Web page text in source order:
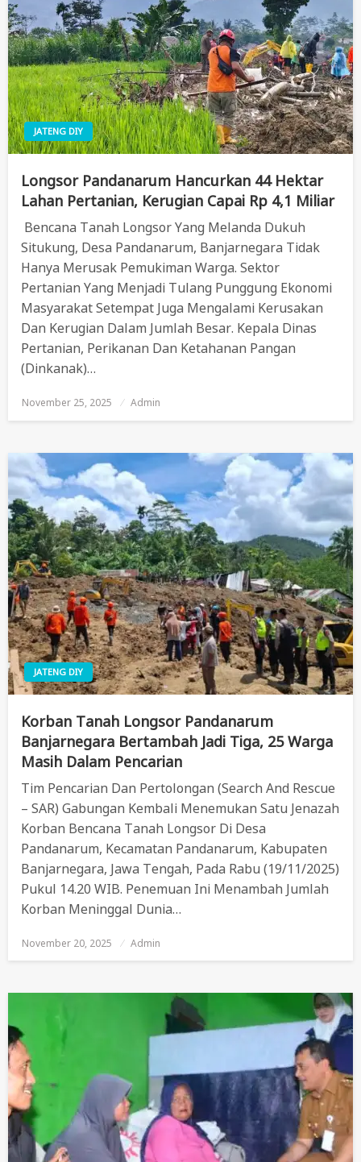
JATENG DIY
Longsor Pandanarum Hancurkan 44 Hektar
Lahan Pertanian, Kerugian Capai Rp 4,1 Miliar
Bencana Tanah Longsor Yang Melanda Dukuh
Situkung, Desa Pandanarum, Banjarnegara Tidak
Hanya Merusak Pemukiman Warga. Sektor
Pertanian Yang Menjadi Tulang Punggung Ekonomi
Masyarakat Setempat Juga Mengalami Kerusakan
Dan Kerugian Dalam Jumlah Besar. Kepala Dinas
Pertanian, Perikanan Dan Ketahanan Pangan
(Dinkanak)…
Posted
November 25, 2025 Admin
JATENG DIY
Korban Tanah Longsor Pandanarum
Banjarnegara Bertambah Jadi Tiga, 25 Warga
Masih Dalam Pencarian
Tim Pencarian Dan Pertolongan (Search And Rescue
– SAR) Gabungan Kembali Menemukan Satu Jenazah
Korban Bencana Tanah Longsor Di Desa
Pandanarum, Kecamatan Pandanarum, Kabupaten
Banjarnegara, Jawa Tengah, Pada Rabu (19/11/2025)
Pukul 14.20 WIB. Penemuan Ini Menambah Jumlah
Korban Meninggal Dunia…
Posted
November 20, 2025 Admin